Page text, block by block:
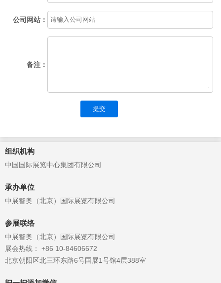
公司网站：
备注：
提交
组织机构
中国国际展览中心集团有限公司
承办单位
中展智奥（北京）国际展览有限公司
参展联络
中展智奥（北京）国际展览有限公司
展会热线： +86 10-84606672
北京朝阳区北三环东路6号国展1号馆4层388室